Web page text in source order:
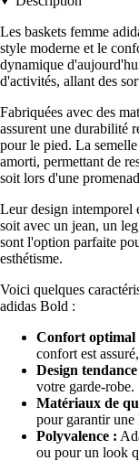
Les baskets femme
style moderne et le
dynamique
d'activités, allant des
Fabriquées avec des
assurent une durabilité
pour le pied. La
amorti, permettant de
soit lors d'une
Leur design intemporel
soit avec un jean, un
sont l'option parfaite
esthétisme.
Voici quelques
adidas Bold :
Confort optimal
confort est
Design
votre garde-robe.
Matériaux de
pour garantir une
Polyvalence :
ou pour un look